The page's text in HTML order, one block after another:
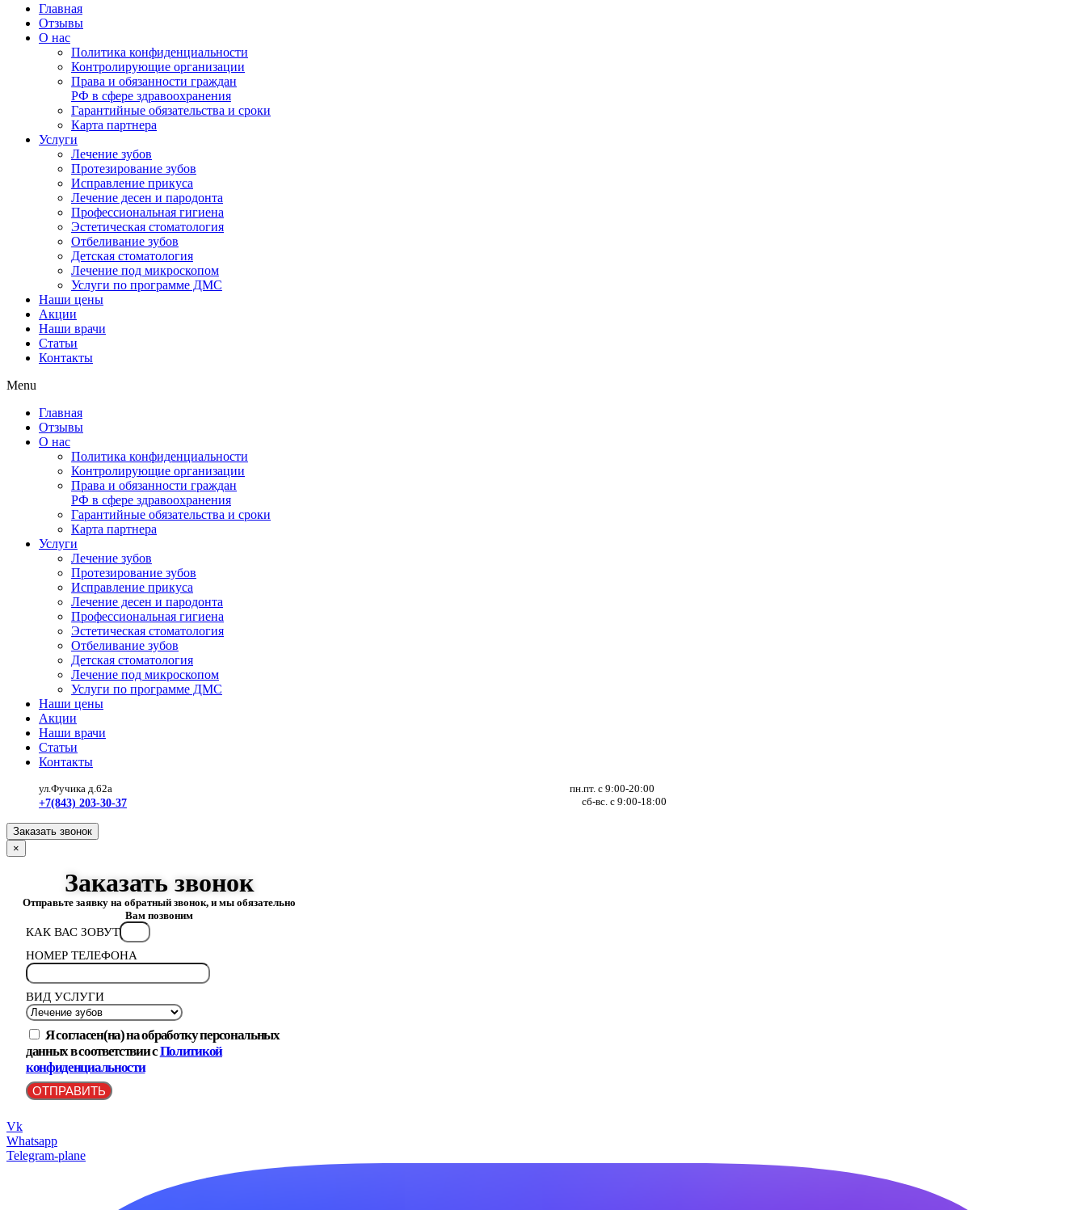
Главная
Отзывы
О нас
Политика конфиденциальности
Контролирующие организации
Права и обязанности граждан
РФ в сфере здравоохранения
Гарантийные обязательства и сроки
Карта партнера
Услуги
Лечение зубов
Протезирование зубов
Исправление прикуса
Лечение десен и пародонта
Профессиональная гигиена
Эстетическая стоматология
Отбеливание зубов
Детская стоматология
Лечение под микроскопом
Услуги по программе ДМС
Наши цены
Акции
Наши врачи
Статьи
Контакты
Menu
Главная
Отзывы
О нас
Политика конфиденциальности
Контролирующие организации
Права и обязанности граждан
РФ в сфере здравоохранения
Гарантийные обязательства и сроки
Карта партнера
Услуги
Лечение зубов
Протезирование зубов
Исправление прикуса
Лечение десен и пародонта
Профессиональная гигиена
Эстетическая стоматология
Отбеливание зубов
Детская стоматология
Лечение под микроскопом
Услуги по программе ДМС
Наши цены
Акции
Наши врачи
Статьи
Контакты
ул.Фучика д.62а
пн.пт. с 9:00-20:00
+7(843) 203-30-37
сб-вс. с 9:00-18:00
Заказать звонок
×
Заказать звонок
Отправьте заявку на обратный звонок, и мы обязательно
Вам позвоним
КАК ВАС ЗОВУТ
НОМЕР ТЕЛЕФОНА
ВИД УСЛУГИ
Я согласен(на) на обработку персональных
данных в соответствии сПолитикой
конфиденциальности
ОТПРАВИТЬ
Vk
Whatsapp
Telegram-plane